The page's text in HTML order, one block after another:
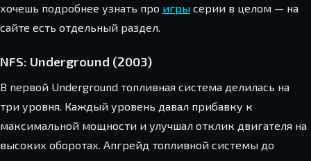
хочешь подробнее узнать про игры серии в целом — на
сайте есть отдельный раздел.
NFS: Underground (2003)
В первой Underground топливная система делилась на
три уровня. Каждый уровень давал прибавку к
максимальной мощности и улучшал отклик двигателя на
высоких оборотах. Апгрейд топливной системы до